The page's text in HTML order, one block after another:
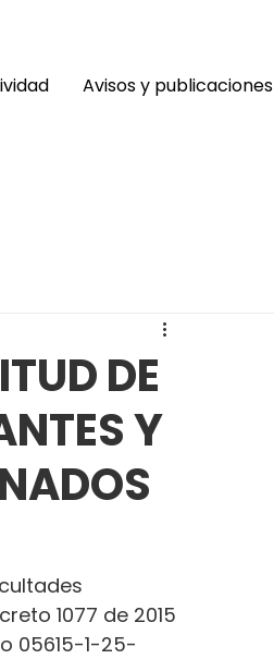
Avisos y publicaciones
DE
Y
1077 de 2015
05615-1-25-